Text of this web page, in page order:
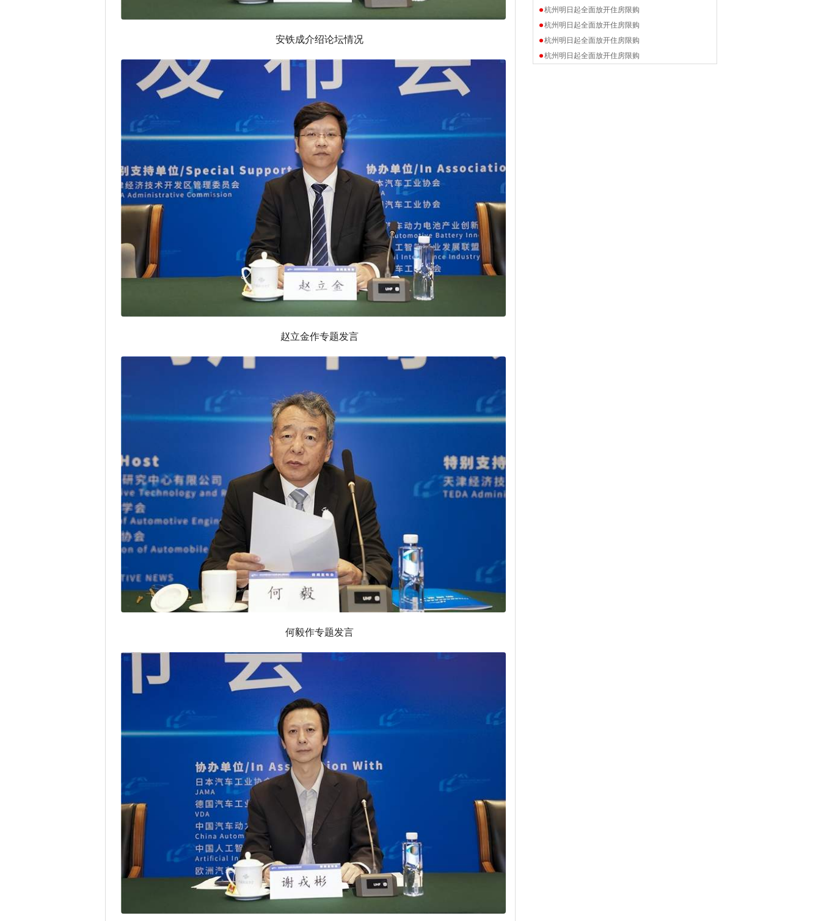
安铁成介绍论坛情况
赵立金作专题发言
何毅作专题发言
杭州明日起全面放开住房限购
杭州明日起全面放开住房限购
杭州明日起全面放开住房限购
杭州明日起全面放开住房限购